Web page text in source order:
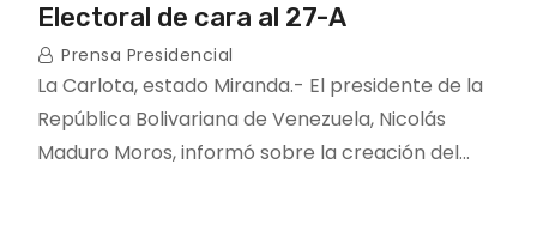
Electoral de cara al 27-A
Prensa Presidencial
La Carlota, estado Miranda.- El presidente de la
República Bolivariana de Venezuela, Nicolás
Maduro Moros, informó sobre la creación del…